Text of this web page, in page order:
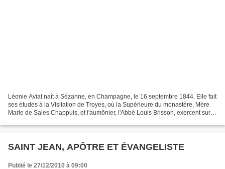
Léonie Aviat naît à Sézanne, en Champagne, le 16 septembre 1844. Elle fait
ses études à la Visitation de Troyes, où la Supérieure du monastère, Mère
Marie de Sales Chappuis, et l'aumônier, l'Abbé Louis Brisson, exercent sur
SAINT JEAN, APÔTRE ET ÉVANGELISTE
Publié le 27/12/2010 à 09:00